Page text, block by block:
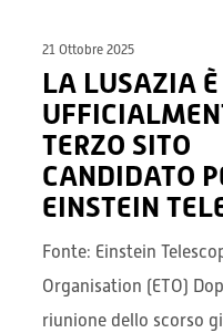
21 Ottobre 2025
LA LUSAZIA È
TERZO SITO
CANDIDATO
EINSTEIN
Fonte: Einstein
Organisation (ETO)
riunione dello scorso